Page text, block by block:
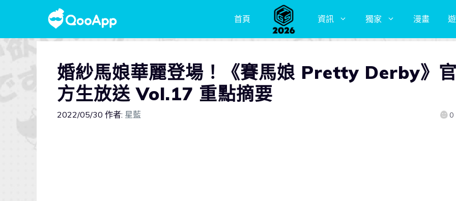
首頁 資訊 獨家 漫畫
婚紗馬娘華麗登場！《賽馬娘 Pretty Derby》
方生放送 Vol.17 重點摘要
2022/05/30 作者: 星藍 0